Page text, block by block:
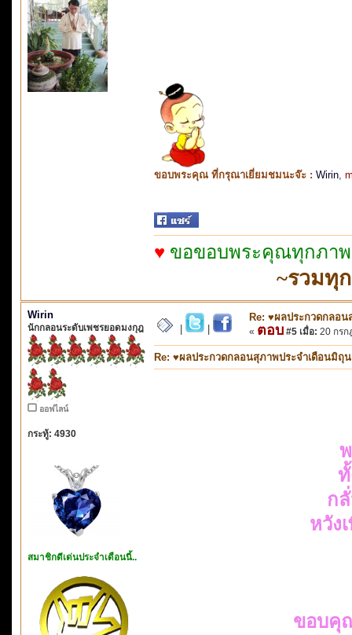
ขอบพระคุณ ที่กรุณาเยี่ยมชมนะจ๊ะ : Wirin
♥ ขอขอบพระคุณทุกภาพ
~รวมทุ
Wirin
นักกลอนระดับเพชรยอดมงกุฎ
ออฟไลน์
กระทู้: 4930
สมาชิกดีเด่นประจำเดือนนี้..
Re: ♥ผลประกวดกลอ
« ตอบ #5 เมื่อ: 20 กรก
Re: ♥ผลประกวดกลอนสุภาพประจำเดือน
ก
หวัง
ขอบคุ